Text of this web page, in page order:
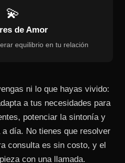
💫
de Amor
equilibrio en tu relación
ni lo que hayas vivido:
a tus necesidades para
potenciar la sintonía y
día. No tienes que resolver
consulta es sin costo, y el
con una llamada.